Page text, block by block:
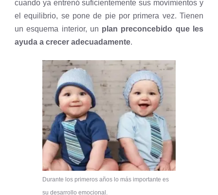
cuando ya entrenó suficientemente sus movimientos y
el equilibrio, se pone de pie por primera vez. Tienen
un esquema interior, un plan preconcebido que les
ayuda a crecer adecuadamente.
Durante los primeros años lo más importante es
su desarrollo emocional.